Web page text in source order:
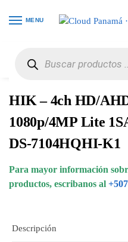
MENU
HIK – 4ch HD/
1080p/4MP Lite
DS-7104HQHI-K1
Para mayor información
productos, escribanos al
Descripción